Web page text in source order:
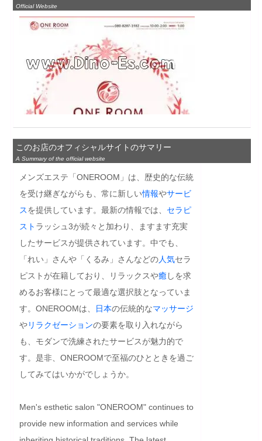
Official Website
このお店のオフィシャルサイトのサマリー
A Summary of the official website
メンズエステ「ONEROOM」は、歴史的な伝統
を受け継ぎながらも、常に新しい情報やサービ
スを提供しています。最新の情報では、 セラピ
スト ラッシュ3が続々と加わり、ますます充実
したサービスが提供されています。中でも、
「れい」さんや「くるみ」さんなどの人気セラ
ピストが在籍しており、リラックスや癒 しを求
めるお客様にとって最適な選択肢となっていま
す。ONEROOMは、
日本の伝統的なマッサージ
やリラクゼーションの要素を取り入れながら
も、モダンで洗練されたサービスが魅力的で
す。是非、ONEROOMで至福のひとときを過ご
してみてはいかがでしょうか。
Men's esthetic salon "ONEROOM" continues to
provide new information and services while